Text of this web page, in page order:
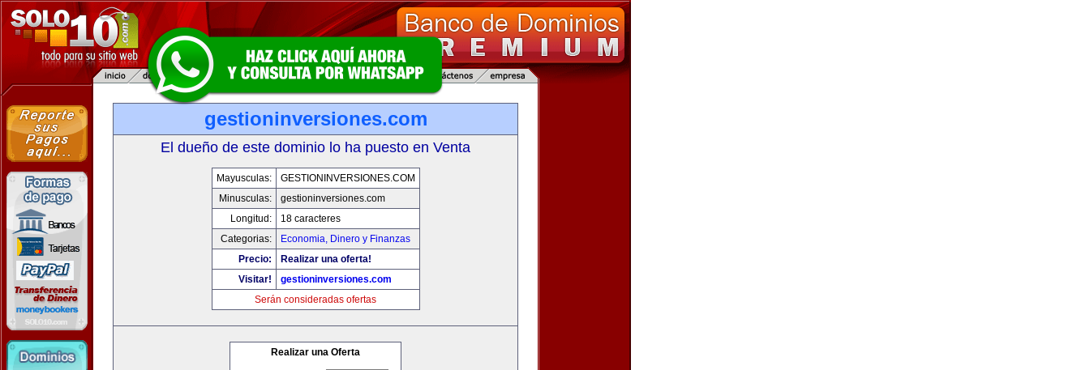
gestioninversiones.com
El dueño de este dominio lo ha puesto en Venta
Mayusculas:
GESTIONINVERSIONES.COM
Minusculas:
gestioninversiones.com
Longitud:
18 caracteres
Categorias:
Economia, Dinero y Finanzas
Precio:
Realizar una oferta!
Visitar!
gestioninversiones.com
Serán consideradas ofertas
Realizar una Oferta